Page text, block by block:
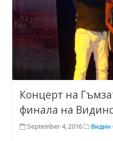
Концерт на
финала на
September 4, 2016 Видин